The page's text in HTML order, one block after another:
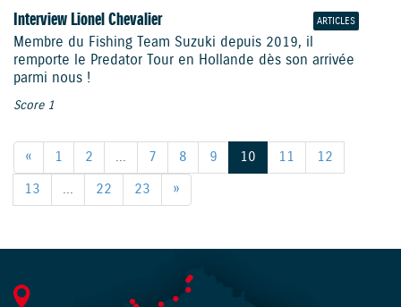
ARTICLES
Interview Lionel Chevalier
Membre du Fishing Team Suzuki depuis 2019, il
remporte le Predator Tour en Hollande dès son arrivée
parmi nous !
Score 1
« 1 2 ... 7 8 9 10 11
12
13
... 22 23 »